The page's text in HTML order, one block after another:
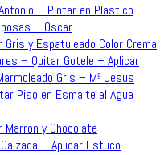
– Pintar en Plastico
– Oscar
y Espatuleado Color Crema
– Quitar Gotele – Aplicar
Gris – Mª Jesus
Piso en Esmalte al Agua
Marron y Chocolate
– Aplicar Estuco